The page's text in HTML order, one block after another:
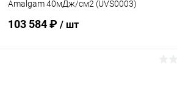
Amalgam 40мДж/см2 (UVS0003)
103 584 ₽ / шт